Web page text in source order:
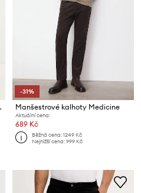
-31%
Manšestrové kalhoty Medicine
Aktuální cena:
689 Kč
Běžná cena:1249 Kč
Nejnižší cena:999 Kč